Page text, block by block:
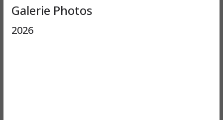
Galerie Photos
2026